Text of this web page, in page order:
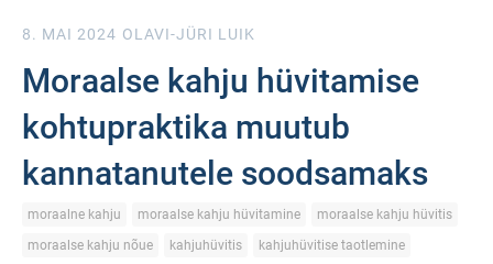
8. MAI 2024 OLAVI-JÜRI LUIK
Moraalse kahju hüvitamise
kohtupraktika muutub
kannatanutele soodsamaks
moraalne kahju moraalse kahju hüvitamine
moraalse kahju hüvitis
moraalse kahju nõue
kahjuhüvitis
kahjuhüvitise taotlemine